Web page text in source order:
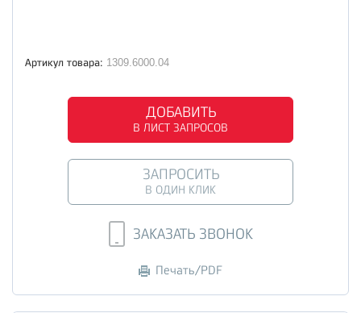
Артикул товара: 1309.6000.04
ДОБАВИТЬ
В ЛИСТ ЗАПРОСОВ
ЗАПРОСИТЬ
В ОДИН КЛИК
ЗАКАЗАТЬ ЗВОНОК
Печать/PDF